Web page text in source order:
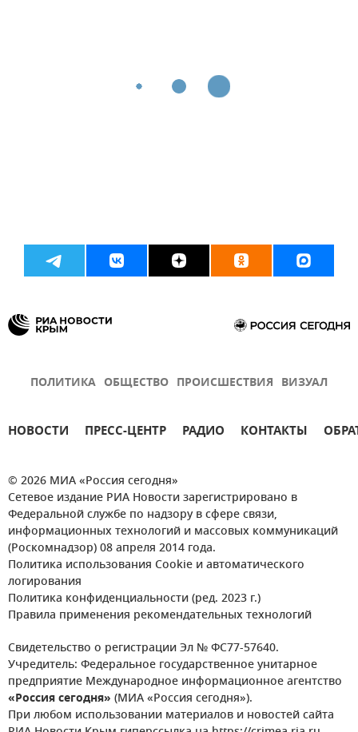
ПОЛИТИКА ОБЩЕСТВО ПРОИСШЕСТВИЯ ВИЗУАЛ
НОВОСТИ ПРЕСС-ЦЕНТР РАДИО КОНТАКТЫ
© 2026 МИА «Россия сегодня»
Сетевое издание РИА Новости зарегистрировано в
Федеральной службе по надзору в сфере связи,
информационных технологий и массовых коммуникаций
(Роскомнадзор) 08 апреля 2014 года.
Политика использования Cookie и автоматического
логирования
Политика конфиденциальности (ред. 2023 г.)
Правила применения рекомендательных технологий
Свидетельство о регистрации Эл № ФС77-57640.
Учредитель: Федеральное государственное унитарное
предприятие Международное информационное агентство
«Россия сегодня» (МИА «Россия сегодня»).
При любом использовании материалов и новостей сайта